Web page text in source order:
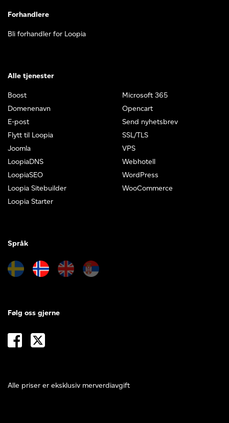
Forhandlere
Bli forhandler for Loopia
Alle tjenester
Boost
Domenenavn
E-post
Flytt til Loopia
Joomla
LoopiaDNS
LoopiaSEO
Loopia Sitebuilder
Loopia Starter
Microsoft 365
Opencart
Send nyhetsbrev
SSL/TLS
VPS
Webhotell
WordPress
WooCommerce
Språk
Alle priser er eksklusiv merverdiavgift
Følg oss gjerne